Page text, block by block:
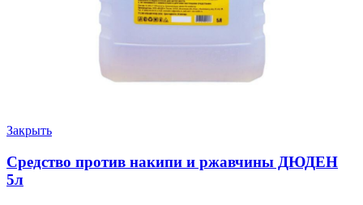
Закрыть
Средство против накипи и ржавчины ДЮДЕН
5л